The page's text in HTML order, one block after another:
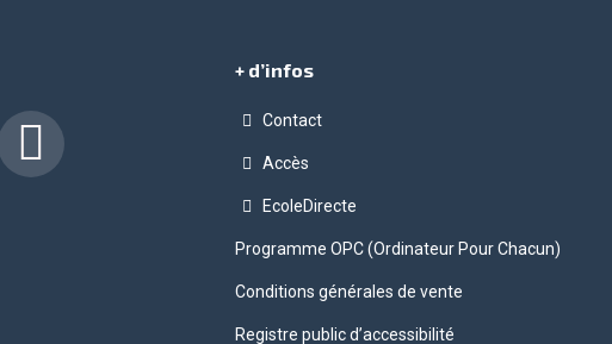
Instagram
+ d’infos
Contact
Accès
EcoleDirecte
Programme OPC (Ordinateur Pour Chacun)
Conditions générales de vente
Registre public d’accessibilité